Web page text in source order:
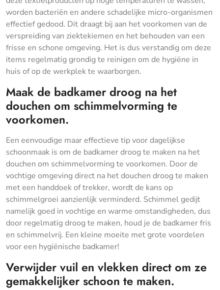
worden bacteriën en andere schadelijke micro-organismen
effectief gedood. Dit draagt bij aan het voorkomen van de
verspreiding van ziektekiemen en het behouden van een
frisse en schone omgeving. Het is dus verstandig om deze
items regelmatig grondig te reinigen om de hygiëne in
huis of op de werkplek te waarborgen.
Maak de badkamer droog na het
douchen om schimmelvorming te
voorkomen.
Een eenvoudige maar effectieve tip voor dagelijkse
schoonmaak is om de badkamer droog te maken na het
douchen om schimmelvorming te voorkomen. Door de
vochtige omgeving direct na het douchen droog te maken
met een handdoek of trekker, wordt de kans op
schimmelgroei aanzienlijk verminderd. Schimmel gedijt
namelijk goed in vochtige en warme omstandigheden, dus
door regelmatig droog te maken, houd je de badkamer fris
en schimmelvrij. Een kleine moeite met grote voordelen
voor een hygiënische badkamer!
Verwijder vuil en vlekken direct om ze
gemakkelijker schoon te maken.